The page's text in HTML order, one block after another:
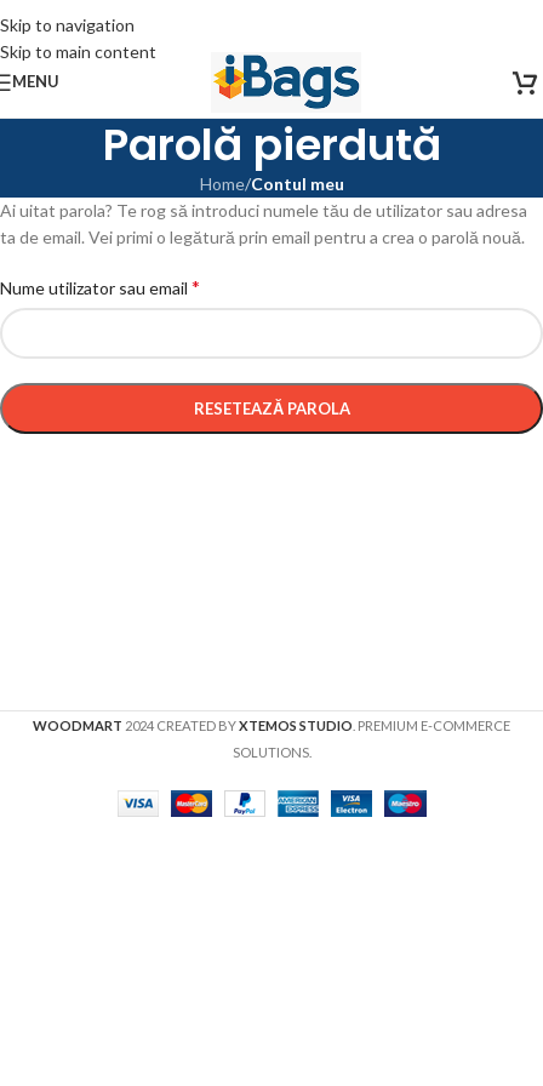
Skip to navigation
Skip to main content
MENU
Parolă pierdută
Home/Contul meu
Ai uitat parola? Te rog să introduci numele tău de utilizator sau adresa
ta de email. Vei primi o legătură prin email pentru a crea o parolă nouă.
Nume utilizator sau email *
RESETEAZĂ PAROLA
WOODMART 2024 CREATED BYXTEMOS STUDIO . PREMIUM E-COMMERCE
SOLUTIONS.